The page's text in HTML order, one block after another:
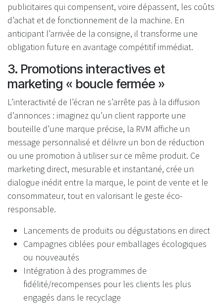
publicitaires qui compensent, voire dépassent, les coûts
d’achat et de fonctionnement de la machine. En
anticipant l’arrivée de la consigne, il transforme une
obligation future en avantage compétitif immédiat.
3. Promotions interactives et
marketing « boucle fermée »
L’interactivité de l’écran ne s’arrête pas à la diffusion
d’annonces : imaginez qu’un client rapporte une
bouteille d’une marque précise, la RVM affiche un
message personnalisé et délivre un bon de réduction
ou une promotion à utiliser sur ce même produit. Ce
marketing direct, mesurable et instantané, crée un
dialogue inédit entre la marque, le point de vente et le
consommateur, tout en valorisant le geste éco-
responsable.
Lancements de produits ou dégustations en direct
Campagnes ciblées pour emballages écologiques
ou nouveautés
Intégration à des programmes de
fidélité/recompenses pour les clients les plus
engagés dans le recyclage